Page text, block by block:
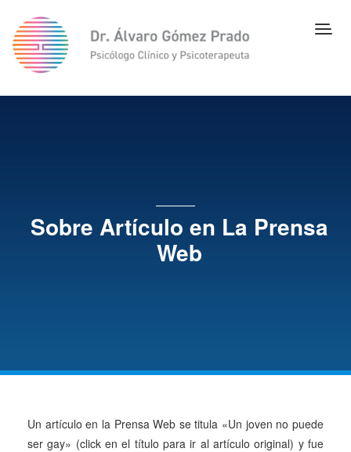
Sobre Artículo en La Prensa
Web
Un artículo en la Prensa Web se titula «Un joven no puede
ser gay» (click en el título para ir al artículo original) y fue